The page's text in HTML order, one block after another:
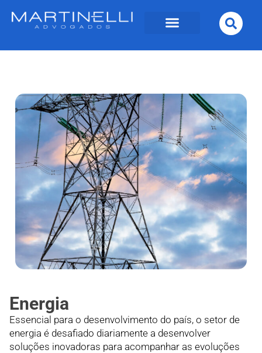
Energia
Essencial para o desenvolvimento do país, o setor de
energia é desafiado diariamente a desenvolver
soluções inovadoras para acompanhar as evoluções